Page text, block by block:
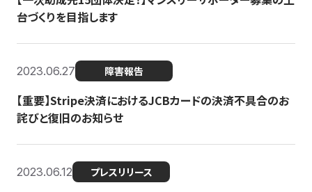
台づくりを目指します
2023.06.27 障害報告
【重要】Stripe決済におけるJCBカードの決済不具合のお
詫びと復旧のお知らせ
2023.06.12 プレスリリース